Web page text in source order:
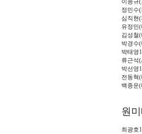
이종규(
정민수(
심직현(
유정민(
김성철(
박경수(
박태영
류근석
박선영
전동혁(
백종운(
원
최광호